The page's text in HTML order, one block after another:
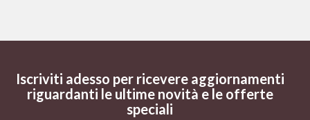
Iscriviti adesso per ricevere aggiornamenti
riguardanti le ultime novità e le offerte
speciali